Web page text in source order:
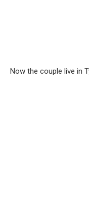
Now the couple live in